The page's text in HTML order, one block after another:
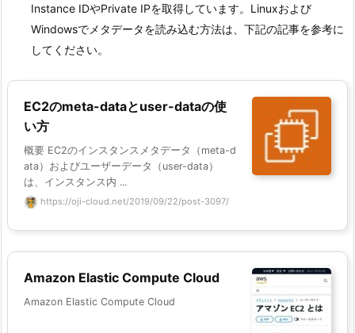
Instance IDやPrivate IPを取得しています。Linuxおよび
Windowsでメタデータを読み込む方法は、下記の記事を参考に
してください。
EC2のmeta-dataとuser-dataの使
い方
概要 EC2のインスタンスメタデータ（meta-d
ata）およびユーザーデータ（user-data）
は、インスタンス内 ...
https://oji-cloud.net/2019/09/22/post-3097/
Amazon Elastic Compute Cloud
Amazon Elastic Compute Cloud